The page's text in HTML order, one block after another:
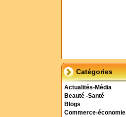
Catégories
Actualités-Média
Beauté -Santé
Blogs
Commerce-économie